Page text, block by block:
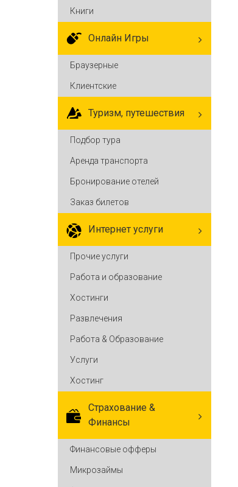
Книги
Онлайн Игры
Браузерные
Клиентские
Туризм, путешествия
Подбор тура
Аренда транспорта
Бронирование отелей
Заказ билетов
Интернет услуги
Прочие услуги
Работа и образование
Хостинги
Развлечения
Работа & Образование
Услуги
Хостинг
Cтрахование &
Финансы
Финансовые офферы
Микрозаймы